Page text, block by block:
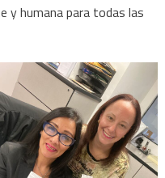
y humana para todas las